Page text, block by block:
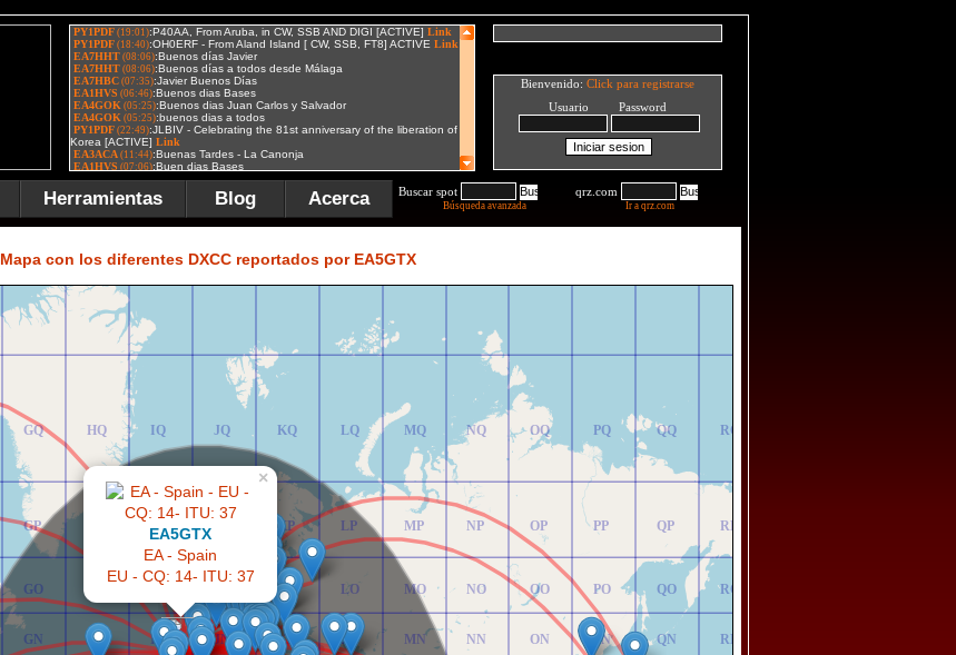
Bienvenido: Click para registrarse
Usuario Password
Herramientas Blog Acerca Buscar spot
Búsqueda avanzada
qrz.com
Ir a qrz.com
Mapa con los diferentes DXCC reportados por EA5GTX
GN
GO
GP
GQ
GR
HN
HQ
HR
IN
IO
IP
IQ
IR
JN
JQ
JR
KN
KO
KP
KQ
KR
LN
LO
LP
LQ
LR
MN
MO
MP
MQ
MR
NN
NO
NP
NQ
NR
ON
OO
OP
OQ
OR
PN
PO
PP
PQ
PR
QN
QO
QP
QQ
QR
RN
RO
RP
RQ
RR
EA5GTX
EA - Spain
EU - CQ: 14- ITU: 37
×